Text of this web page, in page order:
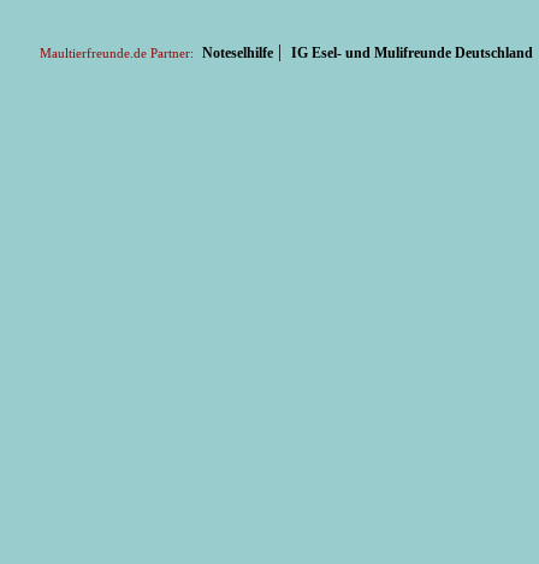
Maultierfreunde.de Partner: Noteselhilfe | IG Esel- und Mulifreunde Deutschland